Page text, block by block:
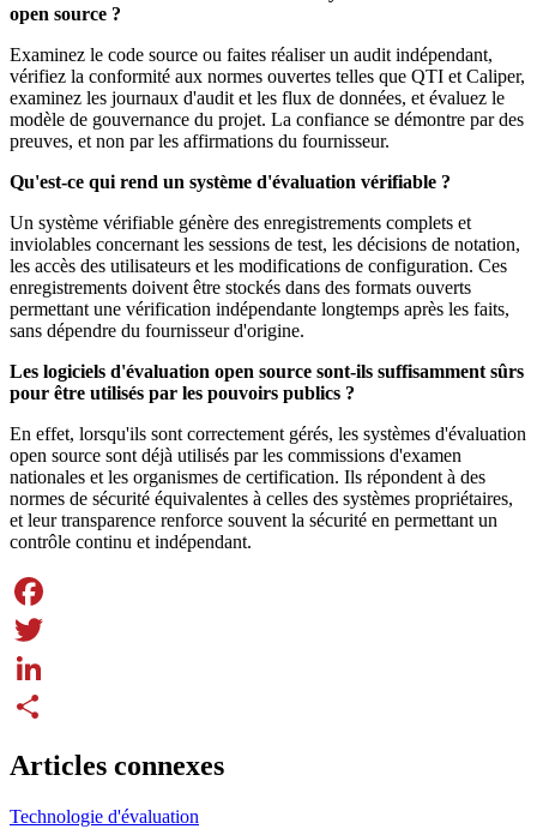
open source ?
Examinez le code source ou faites réaliser un audit indépendant,
vérifiez la conformité aux normes ouvertes telles que QTI et Caliper,
examinez les journaux d'audit et les flux de données, et évaluez le
modèle de gouvernance du projet. La confiance se démontre par des
preuves, et non par les affirmations du fournisseur.
Qu'est-ce qui rend un système d'évaluation vérifiable ?
Un système vérifiable génère des enregistrements complets et
inviolables concernant les sessions de test, les décisions de notation,
les accès des utilisateurs et les modifications de configuration. Ces
enregistrements doivent être stockés dans des formats ouverts
permettant une vérification indépendante longtemps après les faits,
sans dépendre du fournisseur d'origine.
Les logiciels d'évaluation open source sont-ils suffisamment sûrs
pour être utilisés par les pouvoirs publics ?
En effet, lorsqu'ils sont correctement gérés, les systèmes d'évaluation
open source sont déjà utilisés par les commissions d'examen
nationales et les organismes de certification. Ils répondent à des
normes de sécurité équivalentes à celles des systèmes propriétaires,
et leur transparence renforce souvent la sécurité en permettant un
contrôle continu et indépendant.
Facebook
Twitter
LinkedIn
Articles connexes
Technologie d'évaluation